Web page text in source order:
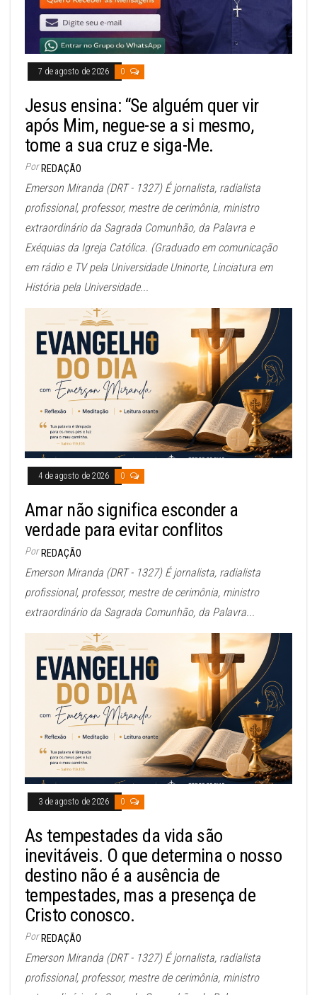
7 de agosto de 2026 0
Jesus ensina: “Se alguém quer vir
após Mim, negue-se a si mesmo,
tome a sua cruz e siga-Me.
Por REDAÇÃO
Emerson Miranda (DRT - 1327) É jornalista, radialista
profissional, professor, mestre de cerimônia, ministro
extraordinário da Sagrada Comunhão, da Palavra e
Exéquias da Igreja Católica. (Graduado em comunicação
em rádio e TV pela Universidade Uninorte, Linciatura em
História pela Universidade...
4 de agosto de 2026 0
Amar não significa esconder a
verdade para evitar conflitos
Por REDAÇÃO
Emerson Miranda (DRT - 1327) É jornalista, radialista
profissional, professor, mestre de cerimônia, ministro
extraordinário da Sagrada Comunhão, da Palavra...
3 de agosto de 2026 0
As tempestades da vida são
inevitáveis. O que determina o nosso
destino não é a ausência de
tempestades, mas a presença de
Cristo conosco.
Por REDAÇÃO
Emerson Miranda (DRT - 1327) É jornalista, radialista
profissional, professor, mestre de cerimônia, ministro